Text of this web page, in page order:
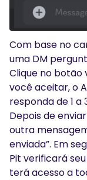
Com base no
uma DM
Clique no botão
você aceitar, o
responda de 1 a
Depois de
outra
enviada”. Em
Pit verificará
terá acesso a